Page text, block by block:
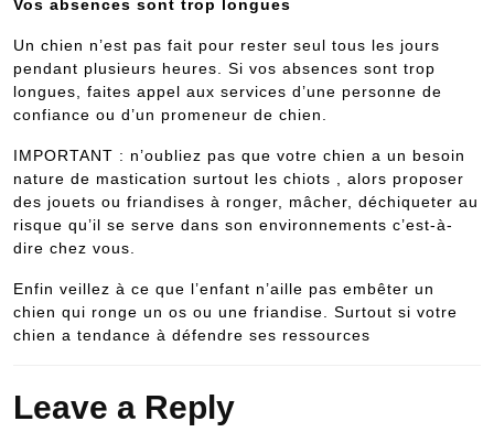
Vos absences sont trop longues
Un chien n’est pas fait pour rester seul tous les jours
pendant plusieurs heures. Si vos absences sont trop
longues, faites appel aux services d’une personne de
confiance ou d’un promeneur de chien.
IMPORTANT : n’oubliez pas que votre chien a un besoin
nature de mastication surtout les chiots , alors proposer
des jouets ou friandises à ronger, mâcher, déchiqueter au
risque qu’il se serve dans son environnements c’est-à-
dire chez vous.
Enfin veillez à ce que l’enfant n’aille pas embêter un
chien qui ronge un os ou une friandise. Surtout si votre
chien a tendance à défendre ses ressources
Leave a Reply